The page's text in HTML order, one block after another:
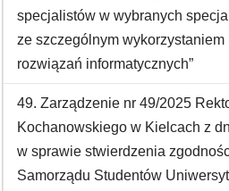
specjalistów w wybranych
ze szczególnym wykorzystaniem
rozwiązań informatycznych”
49. Zarządzenie nr 49/2025
Kochanowskiego w Kielcach z
w sprawie stwierdzenia
Samorządu Studentów